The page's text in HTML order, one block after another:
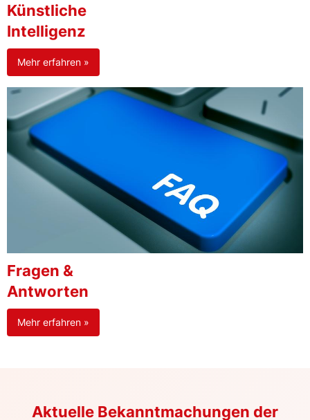
Künstliche
Intelligenz
Mehr erfahren »
Fragen &
Antworten
Mehr erfahren »
Aktuelle Bekanntmachungen der